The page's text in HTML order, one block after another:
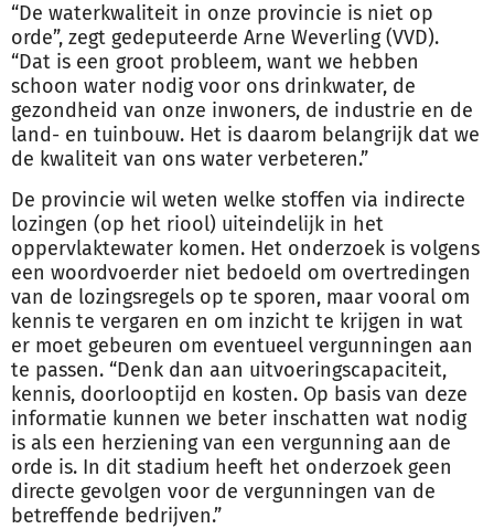
“De waterkwaliteit in onze provincie is niet op
orde”, zegt gedeputeerde Arne Weverling (VVD).
“Dat is een groot probleem, want we hebben
schoon water nodig voor ons drinkwater, de
gezondheid van onze inwoners, de industrie en de
land- en tuinbouw. Het is daarom belangrijk dat we
de kwaliteit van ons water verbeteren.”
De provincie wil weten welke stoffen via indirecte
lozingen (op het riool) uiteindelijk in het
oppervlaktewater komen. Het onderzoek is volgens
een woordvoerder niet bedoeld om overtredingen
van de lozingsregels op te sporen, maar vooral om
kennis te vergaren en om inzicht te krijgen in wat
er moet gebeuren om eventueel vergunningen aan
te passen. “Denk dan aan uitvoeringscapaciteit,
kennis, doorlooptijd en kosten. Op basis van deze
informatie kunnen we beter inschatten wat nodig
is als een herziening van een vergunningaan de
orde is. In dit stadium heeft het onderzoek geen
directe gevolgen voor de vergunningen van de
betreffende bedrijven.”